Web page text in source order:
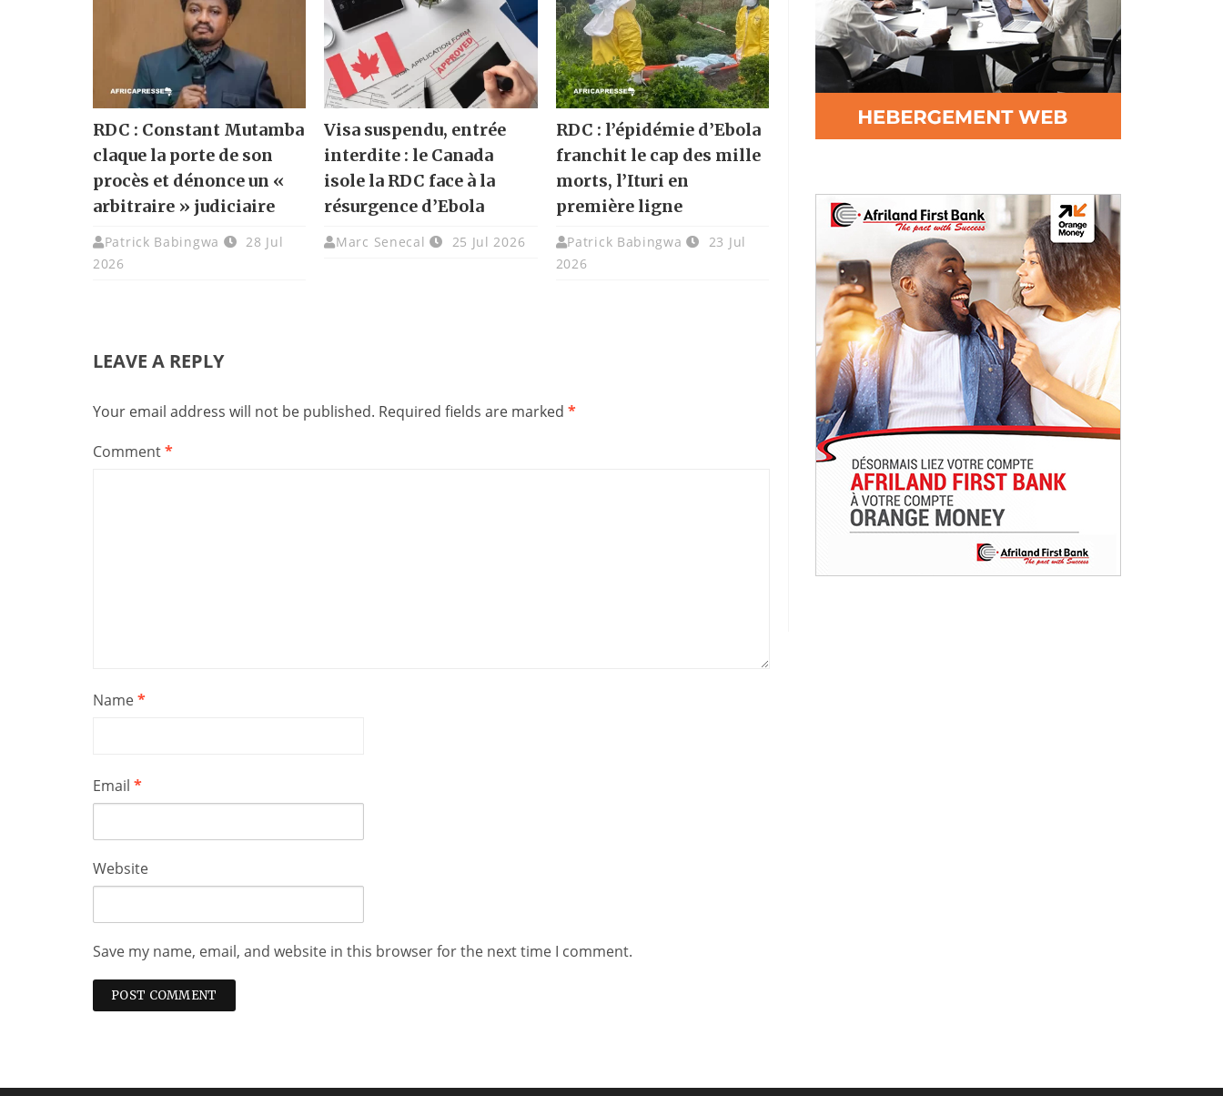
RDC : Constant Mutamba
claque la porte de son
procès et dénonce un «
arbitraire » judiciaire
Patrick Babingwa
28 Jul
2026
Visa suspendu, entrée
interdite : le Canada
isole la RDC face à la
résurgence d’Ebola
Marc Senecal 25 Jul 2026
RDC : l’épidémie d’Ebola
franchit le cap des mille
morts, l’Ituri en
première ligne
Patrick Babingwa
23 Jul
2026
LEAVE A REPLY
Your email address will not be published. Required fields are marked *
Comment*
Name*
Email *
Website
Save my name, email, and website in this browser for the next time I comment.